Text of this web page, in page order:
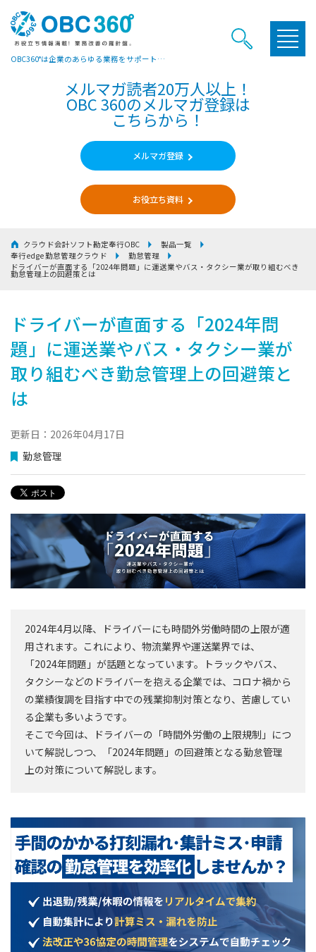
OBC360°は企業のあらゆる業務をサポートするヒントやお役立ち情報をご提供しています
メルマガ読者20万人以上！
OBC 360のメルマガ登録は
こちらから！
メルマガ登録
お役立ち資料
クラウド会計ソフト勘定奉行OBC
製品一覧
奉行edge 勤怠管理クラウド
勤怠管理
ドライバーが直面する「2024年問題」に運送業やバス・タクシー業が取り組むべき
勤怠管理上の回避策とは
ドライバーが直面する「2024年問
題」に運送業やバス・タクシー業が
取り組むべき勤怠管理上の回避策と
は
更新日：2026年04月17日
勤怠管理
2024年4月以降、ドライバーにも時間外労働時間の上限が適
用されます。これにより、物流業界や運送業界では、
「2024年問題」が話題となっています。トラックやバス、
タクシーなどのドライバーを抱える企業では、コロナ禍から
の業績復調を目指す中での残業抑制対策となり、苦慮してい
る企業も多いようです。
そこで今回は、ドライバーの「時間外労働の上限規制」につ
いて解説しつつ、「2024年問題」の回避策となる勤怠管理
上の対策について解説します。